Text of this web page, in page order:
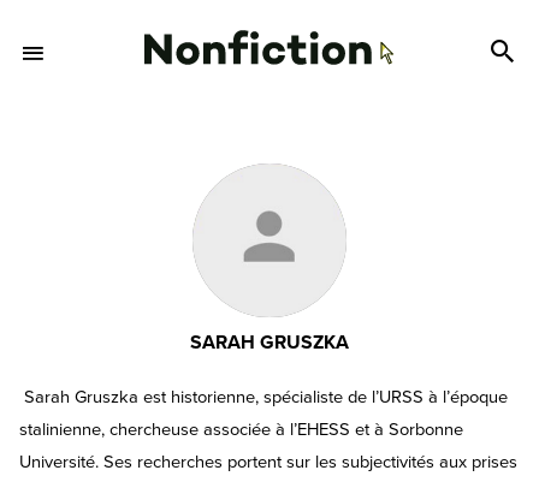
SARAH GRUSZKA
Sarah Gruszka est historienne, spécialiste de l’URSS à l’époque
stalinienne, chercheuse associée à l’EHESS et à Sorbonne
Université. Ses recherches portent sur les subjectivités aux prises